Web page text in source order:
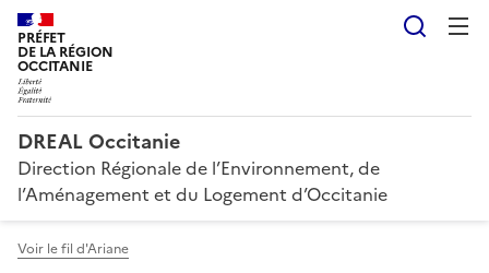
PRÉFET
DE LA RÉGION
OCCITANIE
DREAL Occitanie
Direction Régionale de l’Environnement, de
l’Aménagement et du Logement d’Occitanie
Voir le fil d'Ariane